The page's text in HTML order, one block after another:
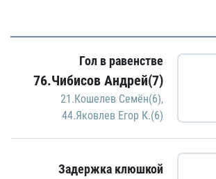
Гол в равенстве
76.Чибисов Андрей(7)
21.Кошелев Семён(6),
44.Яковлев Егор К.(6)
Задержка клюшкой